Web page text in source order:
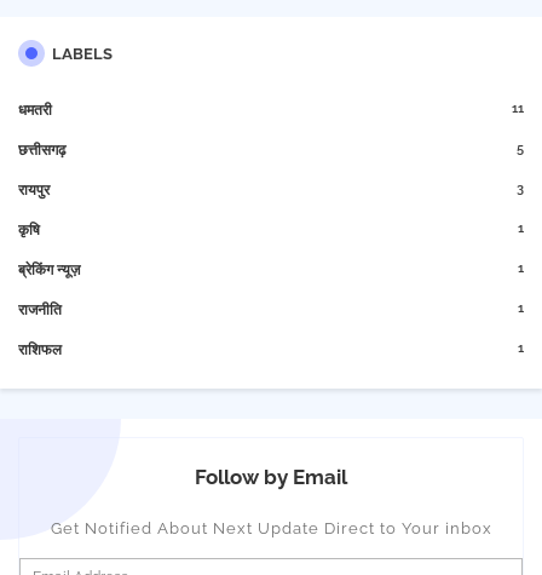
LABELS
धमतरी 11
छत्तीसगढ़ 5
रायपुर 3
कृषि 1
ब्रेकिंग न्यूज़ 1
राजनीति 1
राशिफल 1
Follow by Email
Get Notified About Next Update Direct to Your inbox